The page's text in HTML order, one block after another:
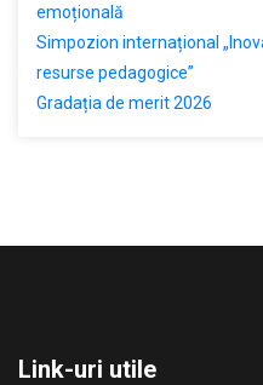
emoțională
Simpozion internațional
resurse pedagogice”
Gradația de merit 2026
Link-uri utile